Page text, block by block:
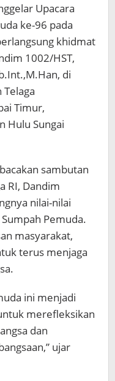
Upacara
ke-96 pada
khidmat
1002/HST,
di
Telaga
Timur,
Hulu Sungai
sambutan
RI, Dandim
nilai-nilai
Pemuda.
masyarakat,
terus menjaga
ini menjadi
merefleksikan
dan
ujar